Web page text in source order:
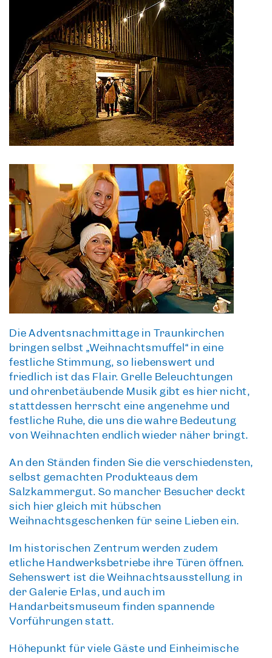
Die Adventsnachmittage in Traunkirchen
bringen selbst „Weihnachtsmuffel“ in eine
festliche Stimmung, so liebenswert und
friedlich ist das Flair. Grelle Beleuchtungen
und ohrenbetäubende Musik gibt es hier nicht,
stattdessen herrscht eine angenehme und
festliche Ruhe, die uns die wahre Bedeutung
von Weihnachten endlich wieder näher bringt.
An den Ständen finden Sie die verschiedensten,
selbst gemachten Produkteaus dem
Salzkammergut. So mancher Besucher deckt
sich hier gleich mit hübschen
Weihnachtsgeschenken für seine Lieben ein.
Im historischen Zentrum werden zudem
etliche Handwerksbetriebe ihre Türen öffnen.
Sehenswert ist die Weihnachtsausstellung in
der Galerie Erlas, und auch im
Handarbeitsmuseum finden spannende
Vorführungen statt.
Höhepunkt für viele Gäste und Einheimische